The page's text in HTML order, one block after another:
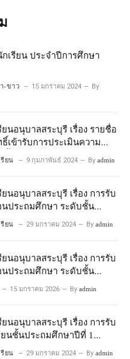
เรียน ประจำปีการศึกษา
-ขาว 15 มกราคม 2024 By
ยนอนุบาลสระบุรี เรื่อง รายชื่อ
เข้ารับการประเมินความ
ชั้นประถมศึกษาปีที่ 1
ยน 9 กุมภาพันธ์ 2024 By admin
าลสระบุรี เรื่อง การรับ
นประถมศึกษา ระดับชั้น
อนุบาลปีที่ 2 ประจําปีการศึกษา 2567
ยน 29 มกราคม 2024 By admin
ยนอนุบาลสระบุรี เรื่อง การรับ
นประถมศึกษา ระดับชั้น
ระจำปีการศึกษา ๒๕๖๙
15 มกราคม 2026 By admin
าลสระบุรี เรื่อง การรับ
ยนชั้นประถมศึกษาปีที่ 1
รียนพิเศษ วิทยาศาสตร์ และ
ยน 29 มกราคม 2024 By admin